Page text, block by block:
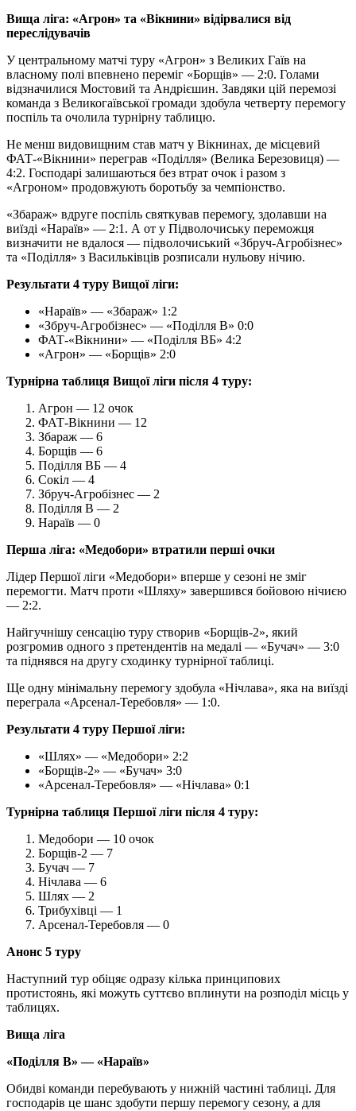
Вища ліга: «Агрон» та «Вікнини» відірвалися від
переслідувачів
У центральному матчі туру «Агрон» з Великих Гаїв на
власному полі впевнено переміг «Борщів» — 2:0. Голами
відзначилися Мостовий та Андрієшин. Завдяки цій перемозі
команда з Великогаївської громади здобула четверту перемогу
поспіль та очолила турнірну таблицю.
Не менш видовищним став матч у Вікнинах, де місцевий
ФАТ-«Вікнини» переграв «Поділля» (Велика Березовиця) —
4:2. Господарі залишаються без втрат очок і разом з
«Агроном» продовжують боротьбу за чемпіонство.
«Збараж» вдруге поспіль святкував перемогу, здолавши на
виїзді «Нараїв» — 2:1. А от у Підволочиську переможця
визначити не вдалося — підволочиський «Збруч-Агробізнес»
та «Поділля» з Васильківців розписали нульову нічию.
Результати 4 туру Вищої ліги:
«Нараїв» — «Збараж» 1:2
«Збруч-Агробізнес» — «Поділля В» 0:0
ФАТ-«Вікнини» — «Поділля ВБ» 4:2
«Агрон» — «Борщів» 2:0
Турнірна таблиця Вищої ліги після 4 туру:
Агрон — 12 очок
ФАТ-Вікнини — 12
Збараж — 6
Борщів — 6
Поділля ВБ — 4
Сокіл — 4
Збруч-Агробізнес — 2
Поділля В — 2
Нараїв — 0
Перша ліга: «Медобори» втратили перші очки
Лідер Першої ліги «Медобори» вперше у сезоні не зміг
перемогти. Матч проти «Шляху» завершився бойовою нічиєю
— 2:2.
Найгучнішу сенсацію туру створив «Борщів-2», який
розгромив одного з претендентів на медалі — «Бучач» — 3:0
та піднявся на другу сходинку турнірної таблиці.
Ще одну мінімальну перемогу здобула «Нічлава», яка на виїзді
переграла «Арсенал-Теребовля» — 1:0.
Результати 4 туру Першої ліги:
«Шлях» — «Медобори» 2:2
«Борщів-2» — «Бучач» 3:0
«Арсенал-Теребовля» — «Нічлава» 0:1
Турнірна таблиця Першої ліги після 4 туру:
Медобори — 10 очок
Борщів-2 — 7
Бучач — 7
Нічлава — 6
Шлях — 2
Трибухівці — 1
Арсенал-Теребовля — 0
Анонс 5 туру
Наступний тур обіцяє одразу кілька принципових
протистоянь, які можуть суттєво вплинути на розподіл місць у
таблицях.
Вища ліга
«Поділля В» — «Нараїв»
Обидві команди перебувають у нижній частині таблиці. Для
господарів це шанс здобути першу перемогу сезону, а для